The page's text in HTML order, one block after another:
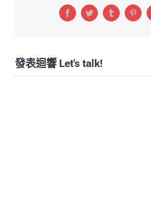
FacebookTwitterTumblr
發表迴響 Let's talk!